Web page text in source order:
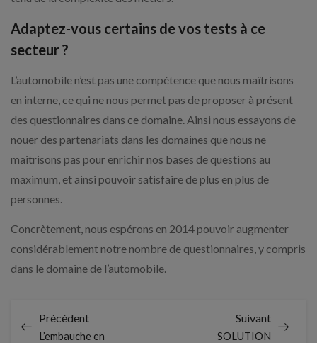
Adaptez-vous certains de vos tests à ce
secteur ?
L’automobile n’est pas une compétence que nous maîtrisons
en interne, ce qui ne nous permet pas de proposer à présent
des questionnaires dans ce domaine. Ainsi nous essayons de
nouer des partenariats dans les domaines que nous ne
maitrisons pas pour enrichir nos bases de questions au
maximum, et ainsi pouvoir satisfaire de plus en plus de
personnes.
Concrètement, nous espérons en 2014 pouvoir augmenter
considérablement notre nombre de questionnaires, y compris
dans le domaine de l’automobile.
Précédent
L’embauche en
Suivant
SOLUTION